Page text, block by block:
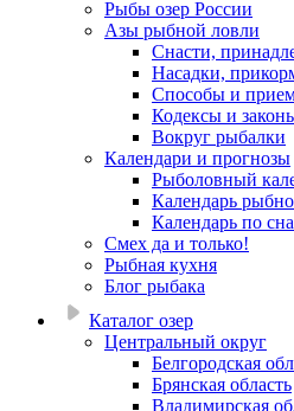
Рыбы озер России
Азы рыбной ловли
Снасти,
Насадки,
Способы и
Кодексы и
Вокруг рыбалки
Календари и прогнозы
Рыболовный
Календарь
Календарь по
Смех да и только!
Рыбная кухня
Блог рыбака
Каталог озер
Центральный округ
Белгородская
Брянская область
Владимирская